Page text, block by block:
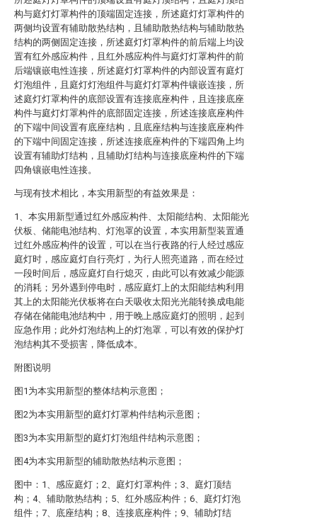
构与庭灯灯罩构件的顶端固定连接，所述庭灯灯罩构件的
两侧均设置有辅助散热结构，且辅助散热结构与辅助散热
结构的两侧固定连接，所述庭灯灯罩构件的前后端上均设
置有红外感应构件，且红外感应构件与庭灯灯罩构件的前
后端镶嵌电性连接，所述庭灯灯罩构件的内部设置有庭灯
灯泡组件，且庭灯灯泡组件与庭灯灯罩构件镶嵌连接，所
述庭灯灯罩构件的底部设置有连接底座构件，且连接底座
构件与庭灯灯罩构件的底部固定连接，所述连接底座构件
的下端中间设置有底座结构，且底座结构与连接底座构件
的下端中间固定连接，所述连接底座构件的下端四角上均
设置有辅助灯结构，且辅助灯结构与连接底座构件的下端
四角镶嵌电性连接。
与现有技术相比，本实用新型的有益效果是：
1、本实用新型通过红外感应构件、太阳能结构、太阳能光
伏板、储能电池结构、灯泡罩的设置，本实用新型装置通
过红外感应构件的设置，可以在当行夜路的行人经过感应
庭灯时，感应庭灯自行亮灯，为行人照亮道路，而在经过
一段时间后，感应庭灯自行熄灭，由此可以有效减少能源
的消耗；另外遇到停电时，感应庭灯上的太阳能结构利用
其上的太阳能光伏板将在白天吸收太阳光光能转换成电能
存储在储能电池结构中，用于晚上感应庭灯的照明，起到
应急作用；此外灯泡结构上的灯泡罩，可以有效的保护灯
泡结构其不受损害，降低成本。
附图说明
图1为本实用新型的整体结构示意图；
图2为本实用新型的庭灯灯罩构件结构示意图；
图3为本实用新型的庭灯灯泡组件结构示意图；
图4为本实用新型的辅助散热结构示意图；
图中：1、感应庭灯；2、庭灯灯罩构件；3、庭灯顶结
构；4、辅助散热结构；5、红外感应构件；6、庭灯灯泡
组件；7、底座结构；8、连接底座构件；9、辅助灯结